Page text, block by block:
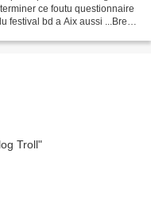
ce foutu questionnaire
festival bd a Aix aussi ...Bref